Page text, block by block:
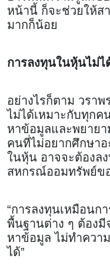
หน้านี้ ก็จะช่วยให้ส
มากก็น้อย
การลงทุนในหุ้นไม่
อย่างไรก็ตาม วรา
ไม่ได้เหมาะกับทุกค
หาข้อมูลและพยายา
คนที่ไม่อยากศึกษาอ
ในหุ้น อาจจะต้องล
สหกรณ์ออมทรัพย์ข
“การลงทุนเหมือนก
พื้นฐานต่าง ๆ ต้องมี
หาข้อมูล ไม่ทำควา
ได้”